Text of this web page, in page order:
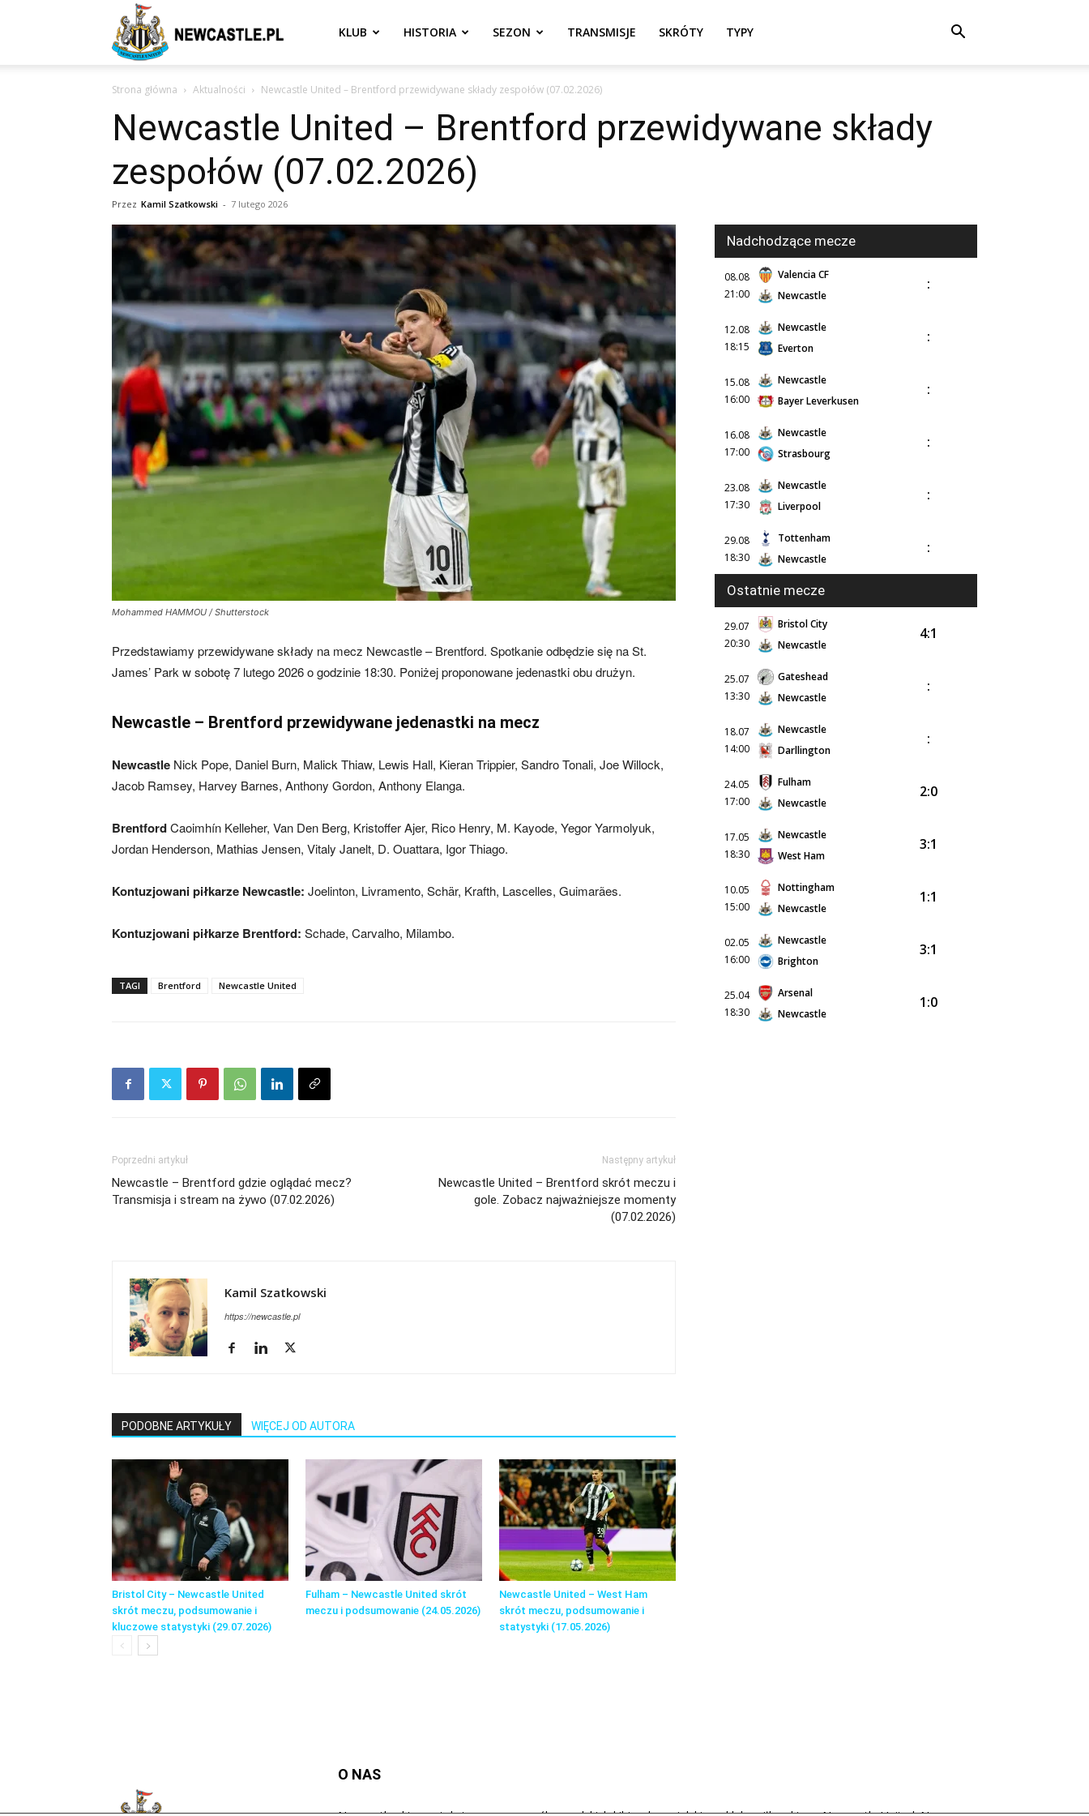
Newcastle
United
–
aktualności
(transfery,
skład)
KLUB HISTORIA SEZON TRANSMISJE SKRÓTY TYPY
Strona główna Aktualności Newcastle United – Brentford przewidywane składy zespołów (07.02.2026)
Newcastle United – Brentford przewidywane składy
zespołów (07.02.2026)
Przez Kamil Szatkowski - 7 lutego 2026
Mohammed HAMMOU / Shutterstock
Przedstawiamy przewidywane składy na mecz Newcastle – Brentford. Spotkanie odbędzie się na St.
James’ Park w sobotę 7 lutego 2026 o godzinie 18:30. Poniżej proponowane jedenastki obu drużyn.
Newcastle – Brentford przewidywane jedenastki na mecz
Newcastle Nick Pope, Daniel Burn, Malick Thiaw, Lewis Hall, Kieran Trippier, Sandro Tonali, Joe Willock,
Jacob Ramsey, Harvey Barnes, Anthony Gordon, Anthony Elanga.
BrentfordCaoimhín Kelleher, Van Den Berg, Kristoffer Ajer, Rico Henry, M. Kayode, Yegor Yarmolyuk,
Jordan Henderson, Mathias Jensen, Vitaly Janelt, D. Ouattara, Igor Thiago.
Kontuzjowani piłkarze Newcastle: Joelinton, Livramento, Schär, Krafth, Lascelles, Guimarães.
Kontuzjowani piłkarze Brentford: Schade, Carvalho, Milambo.
TAGI Brentford Newcastle United
Poprzedni artykuł
Newcastle – Brentford gdzie oglądać mecz?
Transmisja i stream na żywo (07.02.2026)
Następny artykuł
Newcastle United – Brentford skrót meczu i
gole. Zobacz najważniejsze momenty
(07.02.2026)
Kamil Szatkowski
https://newcastle.pl
PODOBNE ARTYKUŁY WIĘCEJ OD AUTORA
Bristol City – Newcastle United
skrót meczu, podsumowanie i
kluczowe statystyki (29.07.2026)
Fulham – Newcastle United skrót
meczu i podsumowanie (24.05.2026)
Newcastle United – West Ham
skrót meczu, podsumowanie i
statystyki (17.05.2026)
Nadchodzące mecze
08.08
21:00
Valencia CF
Newcastle
:
12.08
18:15
Newcastle
Everton
:
15.08
16:00
Newcastle
Bayer Leverkusen
:
16.08
17:00
Newcastle
Strasbourg
:
23.08
17:30
Newcastle
Liverpool
:
29.08
18:30
Tottenham
Newcastle
:
Ostatnie mecze
29.07
20:30
Bristol City
Newcastle
4:1
25.07
13:30
Gateshead
Newcastle
:
18.07
14:00
Newcastle
Darllington
:
24.05
17:00
Fulham
Newcastle
2:0
17.05
18:30
Newcastle
West Ham
3:1
10.05
15:00
Nottingham
Newcastle
1:1
02.05
16:00
Newcastle
Brighton
3:1
25.04
18:30
Arsenal
Newcastle
1:0
O NAS